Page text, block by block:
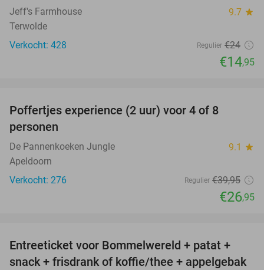
Jeff's Farmhouse 9.7 star
Terwolde
Verkocht: 428
Regulier €24
€14,95
Poffertjes experience (2 uur) voor 4 of 8
personen
De Pannenkoeken Jungle 9.1 star
Apeldoorn
Verkocht: 276
Regulier €39,95
€26,95
23%
Entreeticket voor Bommelwereld + patat +
snack + frisdrank of koffie/thee + appelgebak